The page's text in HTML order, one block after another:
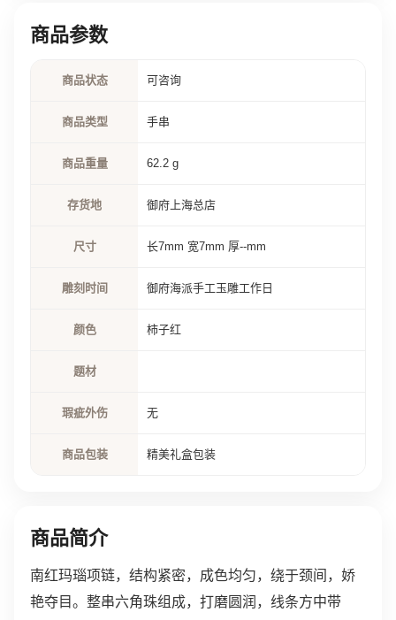
商品参数
商品状态 可咨询
商品类型 手串
商品重量 62.2 g
存货地 御府上海总店
尺寸 长7mm 宽7mm 厚--mm
雕刻时间 御府海派手工玉雕工作日
颜色 柿子红
题材
瑕疵外伤 无
商品包装 精美礼盒包装
商品简介
南红玛瑙项链，结构紧密，成色均匀，绕于颈间，娇
艳夺目。整串六角珠组成，打磨圆润，线条方中带